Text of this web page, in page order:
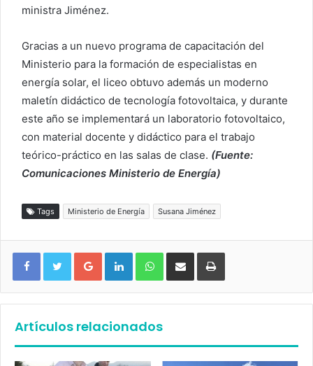
ministra Jiménez.
Gracias a un nuevo programa de capacitación del
Ministerio para la formación de especialistas en
energía solar, el liceo obtuvo además un moderno
maletín didáctico de tecnología fotovoltaica, y durante
este año se implementará un laboratorio fotovoltaico,
con material docente y didáctico para el trabajo
teórico-práctico en las salas de clase. (Fuente:
Comunicaciones Ministerio de Energía)
Tags Ministerio de Energía Susana Jiménez
Google+ LinkedIn WhatsApp
Artículos relacionados